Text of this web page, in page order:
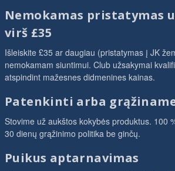
Nemokamas pristatymas
virš £35
Išleiskite £35 ar daugiau (pristatymas į JK
nemokamam siuntimui. Club užsakymai
atspindint mažesnes didmenines kainas.
Patenkinti arba
Stovime už aukštos kokybės produktus. 100
30 dienų grąžinimo politika be ginčų.
Puikus aptarnavimas